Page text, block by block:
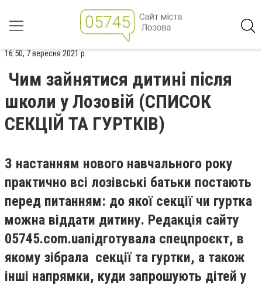
16:50, 7 вересня 2021 р.
Чим зайнятися дитині після
школи у Лозовій (СПИСОК
СЕКЦІЙ ТА ГУРТКІВ)
З настанням нового навчального року
практично всі лозівські батьки постають
перед питанням: до якої секції чи гуртка
можна віддати дитину. Редакція сайту
05745.com.uaпідготувала спецпроєкт, в
якому зібрала секції та гуртки, а також
інші напрямки, куди запрошують дітей у